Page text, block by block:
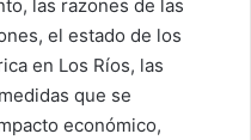
las razones de las
el estado de los
en Los Ríos, las
que se
económico,